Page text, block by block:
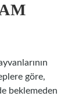
göre,
beklemeden